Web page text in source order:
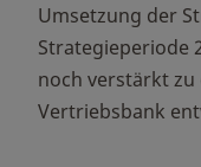
Umsetzung der
Strategieperiode
noch verstärkt
Vertriebsbank